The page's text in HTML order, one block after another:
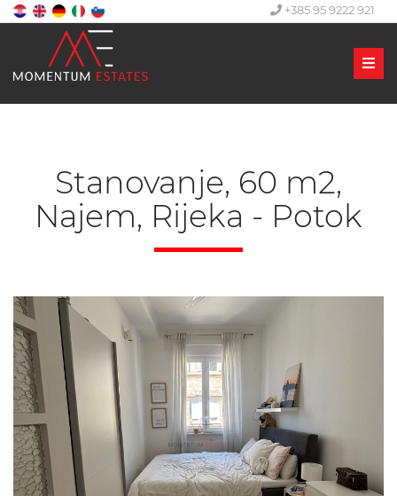
+385 95 9222 921
Stanovanje, 60 m2,
Najem, Rijeka - Potok